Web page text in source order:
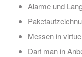
Alarme und
Messen in
Darf man in